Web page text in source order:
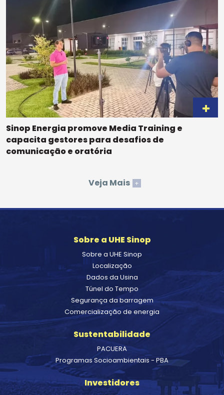
Sinop Energia promove Media Training e
capacita gestores para desafios de
comunicação e oratória
Veja Mais +
Sobre a UHE Sinop
Sobre a UHE Sinop
Localização
Dados da Usina
Túnel do Tempo
Segurança da barragem
Comercialização de energia
Sustentabilidade
PACUERA
Programas Socioambientais - PBA
Investidores